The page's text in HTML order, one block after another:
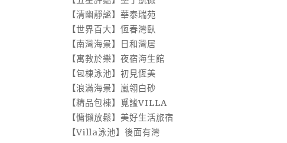
【清幽靜謐】華泰瑞苑
【世界百大】恆春灣臥
【南灣海景】日和灣居
【寓教於樂】夜宿海生館
【包棟泳池】初見恆美
【浪滿海景】嵐翎白砂
【精品包棟】覓謐VILLA
【慵懶放鬆】美好生活旅宿
【Villa泳池】後面有灣